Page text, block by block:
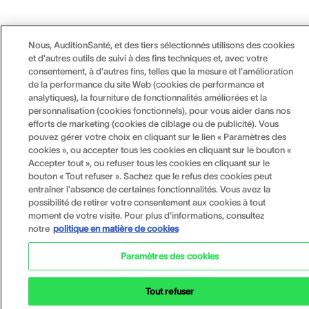
Nous, AuditionSanté, et des tiers sélectionnés utilisons des cookies
et d'autres outils de suivi à des fins techniques et, avec votre
consentement, à d'autres fins, telles que la mesure et l'amélioration
de la performance du site Web (cookies de performance et
analytiques), la fourniture de fonctionnalités améliorées et la
personnalisation (cookies fonctionnels), pour vous aider dans nos
efforts de marketing (cookies de ciblage ou de publicité). Vous
pouvez gérer votre choix en cliquant sur le lien « Paramètres des
cookies », ou accepter tous les cookies en cliquant sur le bouton «
Accepter tout », ou refuser tous les cookies en cliquant sur le
bouton « Tout refuser ». Sachez que le refus des cookies peut
entraîner l'absence de certaines fonctionnalités. Vous avez la
possibilité de retirer votre consentement aux cookies à tout
moment de votre visite. Pour plus d'informations, consultez
notre politique en matière de cookies
Paramètres des cookies
Tout refuser